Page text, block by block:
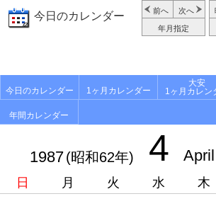
今日のカレンダー 前へ 次へ
年月指定
今日のカレンダー 1ヶ月カレンダー
大安
1ヶ月カレン
年間カレンダー
1987(昭和62年) 4 April
日 月 火 水 木